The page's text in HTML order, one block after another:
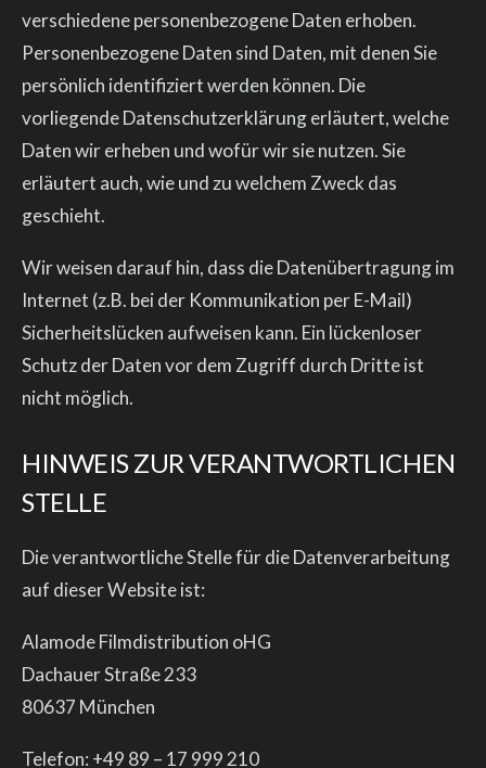
verschiedene personenbezogene Daten erhoben.
Personenbezogene Daten sind Daten, mit denen Sie
persönlich identifiziert werden können. Die
vorliegende Datenschutzerklärung erläutert, welche
Daten wir erheben und wofür wir sie nutzen. Sie
erläutert auch, wie und zu welchem Zweck das
geschieht.
Wir weisen darauf hin, dass die Datenübertragung im
Internet (z.B. bei der Kommunikation per E-Mail)
Sicherheitslücken aufweisen kann. Ein lückenloser
Schutz der Daten vor dem Zugriff durch Dritte ist
nicht möglich.
HINWEIS ZUR VERANTWORTLICHEN
STELLE
Die verantwortliche Stelle für die Datenverarbeitung
auf dieser Website ist:
Alamode Filmdistribution oHG
Dachauer Straße 233
80637 München
Telefon: +49 89 – 17 999 210